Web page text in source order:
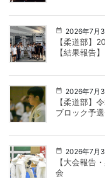
2026年7月
【柔道部】
【結果報告】
2026年7月
【柔道部】
ブロック予
2026年7月
【大会報告
会